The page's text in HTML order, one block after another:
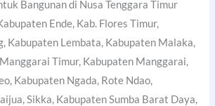
Bangunan di Nusa Tenggara Timur
Ende, Kab. Flores Timur,
Kabupaten Lembata, Kabupaten Malaka,
Timur, Kabupaten Manggarai,
Kabupaten Ngada, Rote Ndao,
Sikka, Kabupaten Sumba Barat Daya,